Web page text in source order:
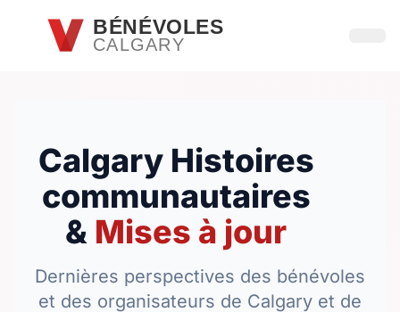
Passer au contenu principal
BÉNÉVOLES
CALGARY
Calgary Histoires
communautaires
& Mises à jour
Dernières perspectives des bénévoles
et des organisateurs de Calgary et de